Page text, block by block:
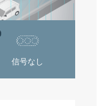
信号なし